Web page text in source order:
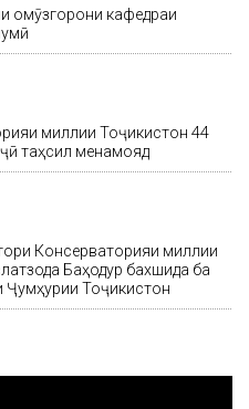
омӯзгорони кафедраи
миллии Тоҷикистон 44
таҳсил менамояд
Консерваторияи миллии
Баҳодур бахшида ба
Ҷумҳурии Тоҷикистон